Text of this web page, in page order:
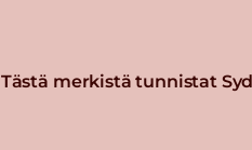
Tästä merkistä tunnistat